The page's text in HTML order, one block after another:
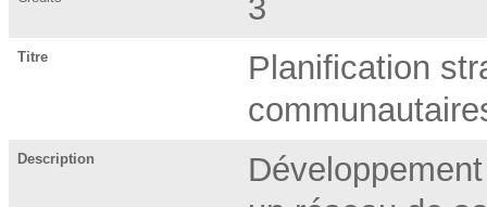
3
Titre
Planification
Description